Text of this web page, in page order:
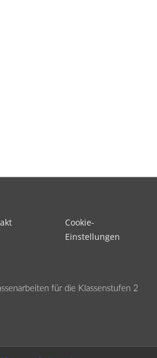
Cookie-
Einstellungen
für die Klassenstufen 2